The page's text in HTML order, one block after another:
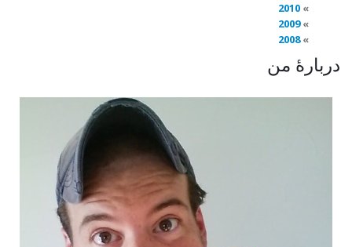
2010
2009
2008
دربارهٔ من